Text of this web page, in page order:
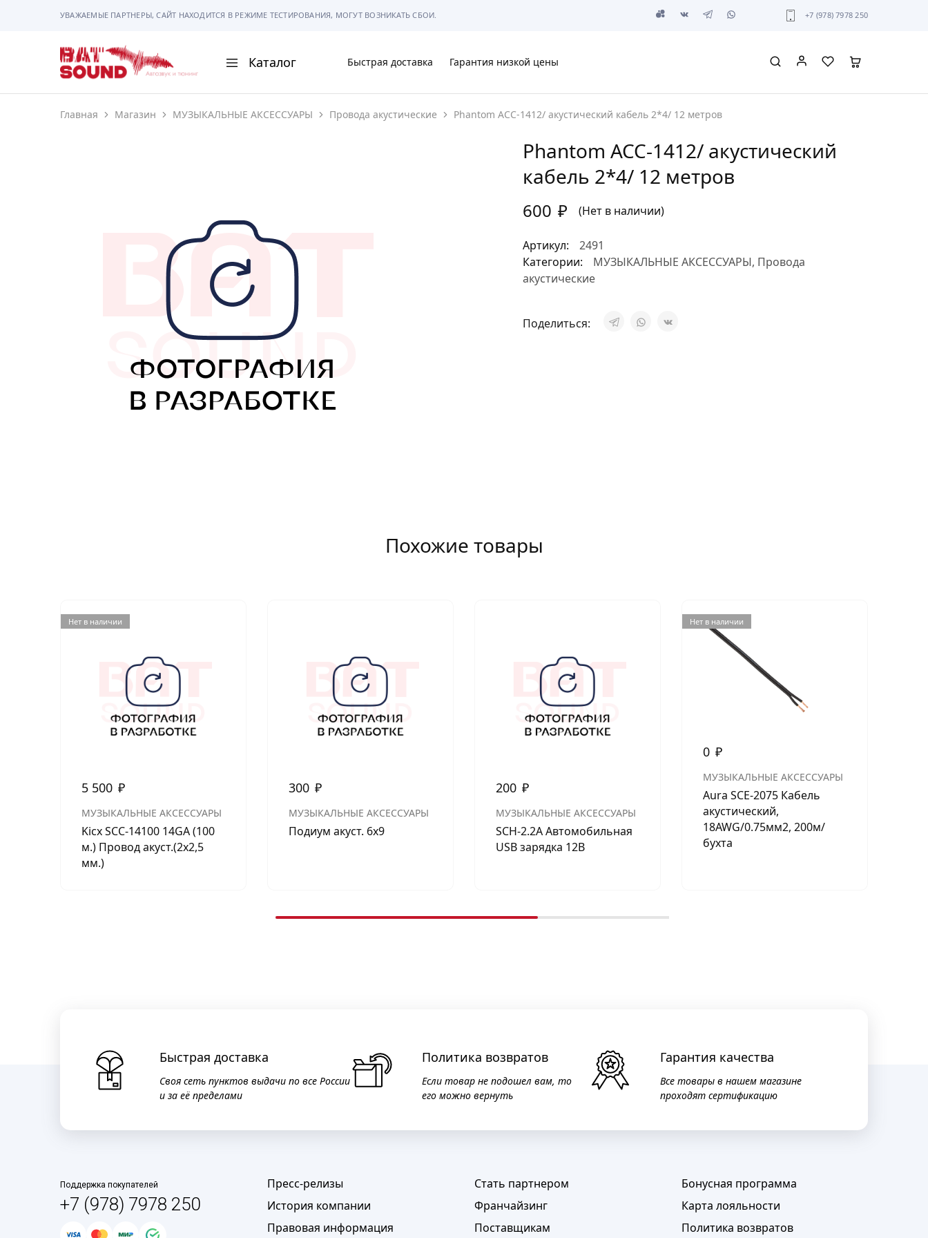
УВАЖАЕМЫЕ ПАРТНЕРЫ, САЙТ НАХОДИТСЯ В РЕЖИМЕ ТЕСТИРОВАНИЯ, МОГУТ ВОЗНИКАТЬ СБОИ. +7 (978) 7978 250
BAT
Sound
Каталог
АВТОМАГНИТОЛЫ
ГАДЖЕТЫ
СИГНАЛИЗАЦИИ
ПОМОЩЬ ПРИ ПАРКОВКЕ
МУЗЫКАЛЬНЫЕ АКСЕССУАРЫ
САБВУФЕРЫ
ШУМОИЗОЛЯЦИЯ
Быстрая доставка Гарантия низкой цены
Главная Магазин МУЗЫКАЛЬНЫЕ АКСЕССУАРЫ Провода акустические Phantom ACC-1412/ акустический кабель 2*4/ 12 метров
Phantom ACC-1412/ акустический
кабель 2*4/ 12 метров
600 ₽ (Нет в наличии)
Артикул:
2491
Категории:
МУЗЫКАЛЬНЫЕ АКСЕССУАРЫ, Провода
акустические
Поделиться:
Похожие товары
Нет в наличии
5 500 ₽
МУЗЫКАЛЬНЫЕ АКСЕССУАРЫ
Kicx SCC-14100 14GA (100
м.) Провод акуст.(2х2,5
мм.)
300 ₽
МУЗЫКАЛЬНЫЕ АКСЕССУАРЫ
Подиум акуст. 6х9
200 ₽
МУЗЫКАЛЬНЫЕ АКСЕССУАРЫ
SCH-2.2A Автомобильная
USB зарядка 12В
Нет в наличии
0 ₽
МУЗЫКАЛЬНЫЕ АКСЕССУАРЫ
Aura SCE-2075 Кабель
акустический,
18AWG/0.75мм2, 200м/
бухта
Быстрая доставка
Своя сеть пунктов выдачи по все России
и за её пределами
Политика возвратов
Если товар не подошел вам, то
его можно вернуть
Гарантия качества
Все товары в нашем магазине
проходят сертификацию
Поддержка покупателей
+7 (978) 7978 250
Пресс-релизы
История компании
Правовая информация
Стать партнером
Франчайзинг
Поставщикам
Бонусная программа
Карта лояльности
Политика возвратов